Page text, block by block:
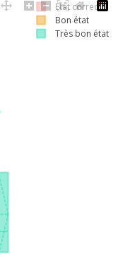
Etat correct
Bon état
Très bon état